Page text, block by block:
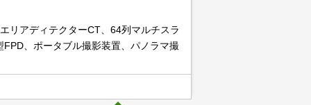
リアディテクターCT、64列マルチスラ
、ポータブル撮影装置、パノラマ撮